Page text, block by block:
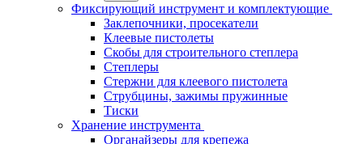
Фиксирующий инструмент и комплектующие
Заклепочники, просекатели
Клеевые пистолеты
Скобы для строительного степлера
Степлеры
Стержни для клеевого пистолета
Струбцины, зажимы пружинные
Тиски
Хранение инструмента
Органайзеры для крепежа